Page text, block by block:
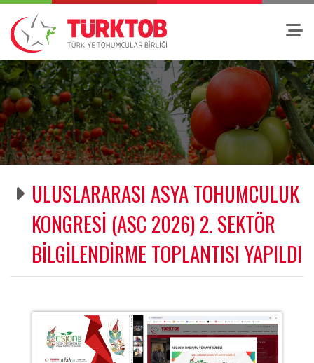
ULUSLARARASI ASYA TOHUMCULUK
KONGRESİ (ASC 2026) 2. SEKTÖR
BİLGİLENDİRME TOPLANTISI YAPILDI